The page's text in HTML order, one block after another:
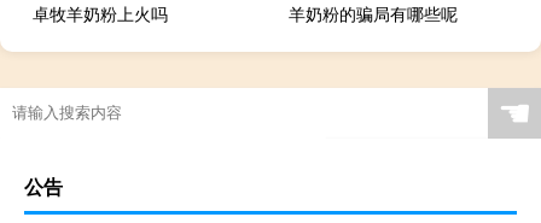
卓牧羊奶粉上火吗
羊奶粉的骗局有哪些呢
☚
公告